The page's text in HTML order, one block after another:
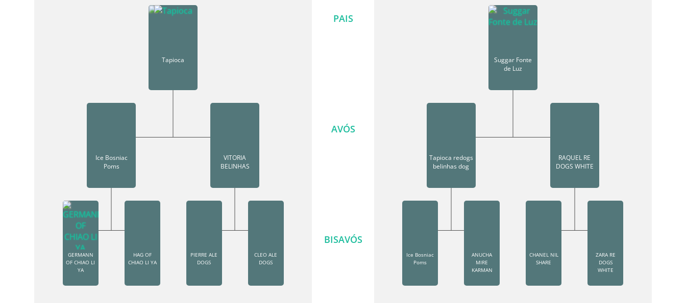
Tapioca
Ice Bosniac
Poms
VITORIA
BELINHAS
GERMANN
OF CHIAO LI
YA
HAG OF
CHIAO LI YA
PIERRE ALE
DOGS
CLEO ALE
DOGS
PAIS
AVÓS
BISAVÓS
Suggar Fonte
de Luz
Tapioca redogs
belinhas dog
RAQUEL RE
DOGS WHITE
Ice Bosniac
Poms
ANUCHA
MIRE
KARMAN
CHANEL NIL
SHARE
ZARA RE
DOGS
WHITE